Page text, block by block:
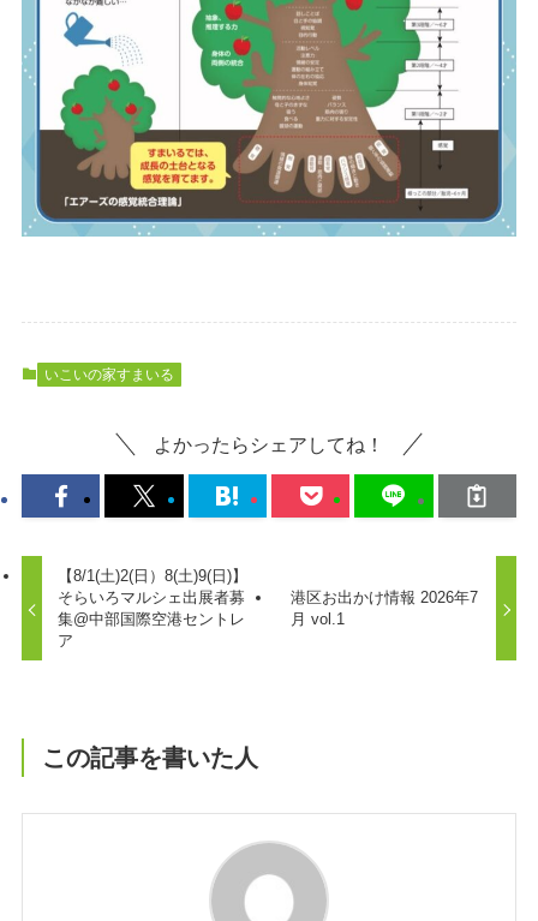
いこいの家すまいる
よかったらシェアしてね！
【8/1(土)2(日）8(土)9(日)】
そらいろマルシェ出展者募
集@中部国際空港セントレ
ア
港区お出かけ情報 2026年7
月 vol.1
この記事を書いた人